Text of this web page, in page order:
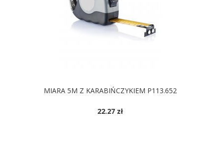
MIARA 5M Z KARABIŃCZYKIEM P113.652
22.27 zł